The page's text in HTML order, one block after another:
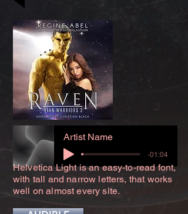
Artist Name
-01:04
Helvetica Light is an easy-to-read font,
with tall and narrow letters, that works
well on almost every site.